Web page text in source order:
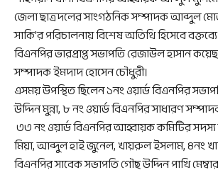
জেলা ছাত্রদলের সাংগঠনিক সম্পাদক আব্দুল
সাকি’র পরিচালনায় বিশেষ অতিথি হিসেবে
বিএনপির ভারপ্রাপ্ত সভাপতি রেজাউল হাসান
সম্পাদক ইমদাদ হোসেন চৌধুরী।
এসময় উপস্থিত ছিলেন ১নং ওয়ার্ড বিএনপির
উদ্দিন মুন্না, ৮ নং ওয়ার্ড বিএনপির সাধারণ
৩৩ নং ওয়ার্ড বিএনপির আহ্বায়ক কমিটির সদস্য
মিয়া, আব্দুল হাই জুনেল, খায়রুল ইসলাম, ৪নং
বিএনপির সাবেক সভাপতি গৌছ উদ্দিন পাখি